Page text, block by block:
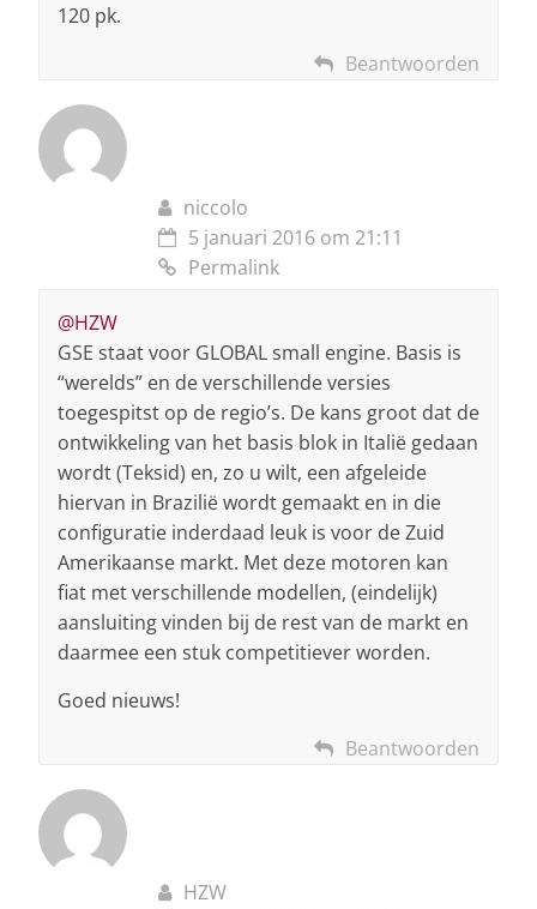
120 pk.
Beantwoorden
niccolo
5 januari 2016 om 21:11
Permalink
@HZW
GSE staat voor GLOBAL small engine. Basis is
“werelds” en de verschillende versies
toegespitst op de regio’s. De kans groot dat de
ontwikkeling van het basis blok in Italië gedaan
wordt (Teksid) en, zo u wilt, een afgeleide
hiervan in Brazilië wordt gemaakt en in die
configuratie inderdaad leuk is voor de Zuid
Amerikaanse markt. Met deze motoren kan
fiat met verschillende modellen, (eindelijk)
aansluiting vinden bij de rest van de markt en
daarmee een stuk competitiever worden.
Goed nieuws!
Beantwoorden
HZW